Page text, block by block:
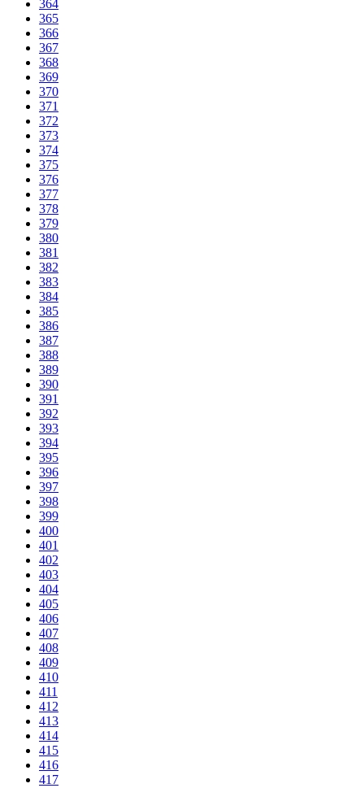
364
365
366
367
368
369
370
371
372
373
374
375
376
377
378
379
380
381
382
383
384
385
386
387
388
389
390
391
392
393
394
395
396
397
398
399
400
401
402
403
404
405
406
407
408
409
410
411
412
413
414
415
416
417